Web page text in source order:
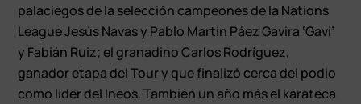
palaciegos de la selección campeones de la Nations
League Jesús Navas y Pablo Martín Páez Gavira ‘Gavi’
y Fabián Ruiz; el granadino Carlos Rodríguez,
ganador etapa del Tour y que finalizó cerca del podio
como líder del Ineos. También un año más el karateca